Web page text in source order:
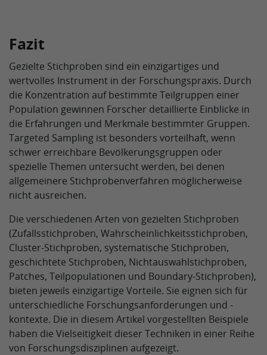
Fazit
Gezielte Stichproben sind ein einzigartiges und
wertvolles Instrument in der Forschungspraxis. Durch
die Konzentration auf bestimmte Teilgruppen einer
Population gewinnen Forscher detaillierte Einblicke in
die Erfahrungen und Merkmale bestimmter Gruppen.
Targeted Sampling ist besonders vorteilhaft, wenn
schwer erreichbare Bevölkerungsgruppen oder
spezielle Themen untersucht werden, bei denen
allgemeinere Stichprobenverfahren möglicherweise
nicht ausreichen.
Die verschiedenen Arten von gezielten Stichproben
(Zufallsstichproben, Wahrscheinlichkeitsstichproben,
Cluster-Stichproben, systematische Stichproben,
geschichtete Stichproben, Nichtauswahlstichproben,
Patches, Teilpopulationen und Boundary-Stichproben),
bieten jeweils einzigartige Vorteile. Sie eignen sich für
unterschiedliche Forschungsanforderungen und -
kontexte. Die in diesem Artikel vorgestellten Beispiele
haben die Vielseitigkeit dieser Techniken in einer Reihe
von Forschungsdisziplinen aufgezeigt.